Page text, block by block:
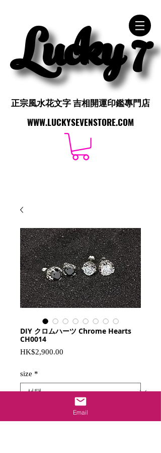
Lucky 7
Lucky 7
正宗風水花文字 吉相開運印鑑專門店
正宗風水花文字 吉相開運印鑑專門店
WWW.LUCKYSEVENSTORE.COM
WWW.LUCKYSEVENSTORE.COM
DIY クロムハーツ Chrome Hearts
CH0014
HK$2,900.00
size *
카트에 추가
Email